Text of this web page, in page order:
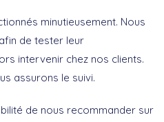
minutieusement. Nous
de tester leur
intervenir chez nos clients.
assurons le suivi.
de nous recommander sur